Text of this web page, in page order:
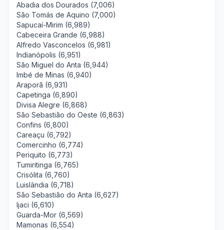
Abadia dos Dourados (7,006)
São Tomás de Aquino (7,000)
Sapucaí-Mirim (6,989)
Cabeceira Grande (6,988)
Alfredo Vasconcelos (6,981)
Indianópolis (6,951)
São Miguel do Anta (6,944)
Imbé de Minas (6,940)
Araporã (6,931)
Capetinga (6,890)
Divisa Alegre (6,868)
São Sebastião do Oeste (6,863)
Confins (6,800)
Careaçu (6,792)
Comercinho (6,774)
Periquito (6,773)
Tumiritinga (6,765)
Crisólita (6,760)
Luislândia (6,718)
São Sebastião do Anta (6,627)
Ijaci (6,610)
Guarda-Mor (6,569)
Mamonas (6,554)